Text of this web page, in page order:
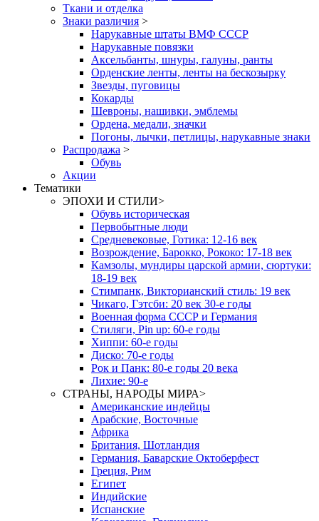
Ткани и отделка
Знаки различия >
Нарукавные штаты ВМФ СССР
Нарукавные повязки
Аксельбанты, шнуры, галуны, ранты
Орденские ленты, ленты на бескозырку
Звезды, пуговицы
Кокарды
Шевроны, нашивки, эмблемы
Ордена, медали, значки
Погоны, лычки, петлицы, нарукавные знаки
Распродажа >
Обувь
Акции
Тематики
ЭПОХИ И СТИЛИ>
Обувь историческая
Первобытные люди
Средневековые, Готика: 12-16 век
Возрождение, Барокко, Рококо: 17-18 век
Камзолы, мундиры царской армии, сюртуки:
18-19 век
Стимпанк, Викторианский стиль: 19 век
Чикаго, Гэтсби: 20 век 30-е годы
Военная форма СССР и Германия
Стиляги, Pin up: 60-е годы
Хиппи: 60-е годы
Диско: 70-е годы
Рок и Панк: 80-е годы 20 века
Лихие: 90-е
СТРАНЫ, НАРОДЫ МИРА>
Американские индейцы
Арабские, Восточные
Африка
Британия, Шотландия
Германия, Баварские Октоберфест
Греция, Рим
Египет
Индийские
Испанские